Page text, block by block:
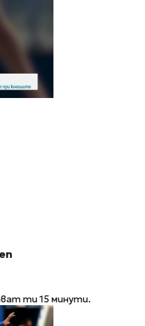
ти 15 минути.